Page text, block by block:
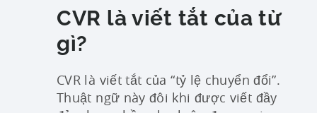
CVR là viết tắt của từ
gì?
CVR là viết tắt của “tỷ lệ chuyển đổi”.
Thuật ngữ này đôi khi được viết đầy